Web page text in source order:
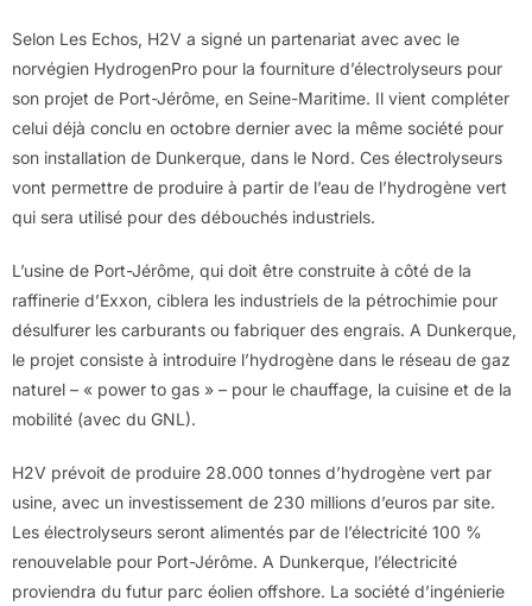
Selon Les Echos, H2V a signé un partenariat avec avec le
norvégien HydrogenPro pour la fourniture d’électrolyseurs pour
son projet de Port-Jérôme, en Seine-Maritime. Il vient compléter
celui déjà conclu en octobre dernier avec la même société pour
son installation de Dunkerque, dans le Nord. Ces électrolyseurs
vont permettre de produire à partir de l’eau de l’hydrogène vert
qui sera utilisé pour des débouchés industriels.
L’usine de Port-Jérôme, qui doit être construite à côté de la
raffinerie d’Exxon, ciblera les industriels de la pétrochimie pour
désulfurer les carburants ou fabriquer des engrais. A Dunkerque,
le projet consiste à introduire l’hydrogène dans le réseau de gaz
naturel – « power to gas » – pour le chauffage, la cuisine et de la
mobilité (avec du GNL).
H2V prévoit de produire 28.000 tonnes d’hydrogène vert par
usine, avec un investissement de 230 millions d’euros par site.
Les électrolyseurs seront alimentés par de l’électricité 100 %
renouvelable pour Port-Jérôme. A Dunkerque, l’électricité
proviendra du futur parc éolien offshore. La société d’ingénierie